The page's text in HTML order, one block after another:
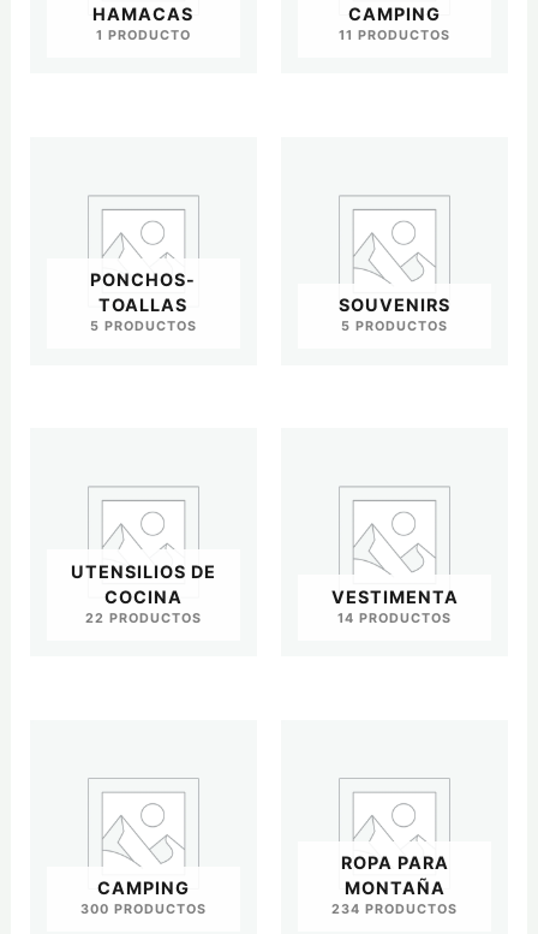
HAMACAS
1 PRODUCTO
CAMPING
11 PRODUCTOS
PONCHOS-
TOALLAS
5 PRODUCTOS
SOUVENIRS
5 PRODUCTOS
UTENSILIOS DE
COCINA
22 PRODUCTOS
VESTIMENTA
14 PRODUCTOS
CAMPING
300 PRODUCTOS
ROPA PARA
MONTAÑA
234 PRODUCTOS